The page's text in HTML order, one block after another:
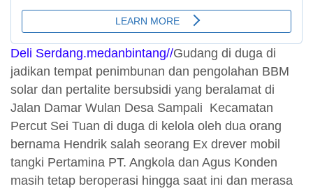
Deli Serdang.medanbintang//Gudang di duga di
jadikan tempat penimbunan dan pengolahan BBM
solar dan pertalite bersubsidi yang beralamat di
Jalan Damar Wulan Desa Sampali Kecamatan
Percut Sei Tuan di duga di kelola oleh dua orang
bernama Hendrik salah seorang Ex drever mobil
tangki Pertamina PT. Angkola dan Agus Konden
masih tetap beroperasi hingga saat ini dan merasa